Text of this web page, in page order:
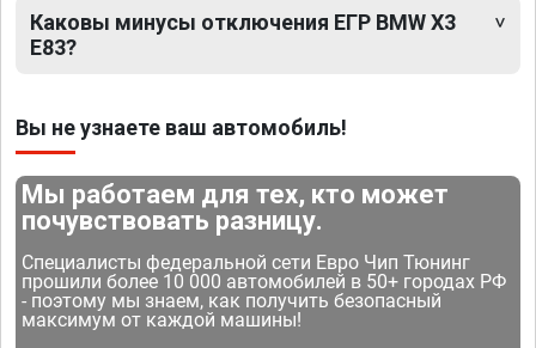
Каковы минусы отключения ЕГР BMW X3
E83?
Вы не узнаете ваш автомобиль!
Мы работаем для тех, кто может
почувствовать разницу.
Специалисты федеральной сети Евро Чип Тюнинг
прошили более 10 000 автомобилей в 50+ городах РФ
- поэтому мы знаем, как получить безопасный
максимум от каждой машины!